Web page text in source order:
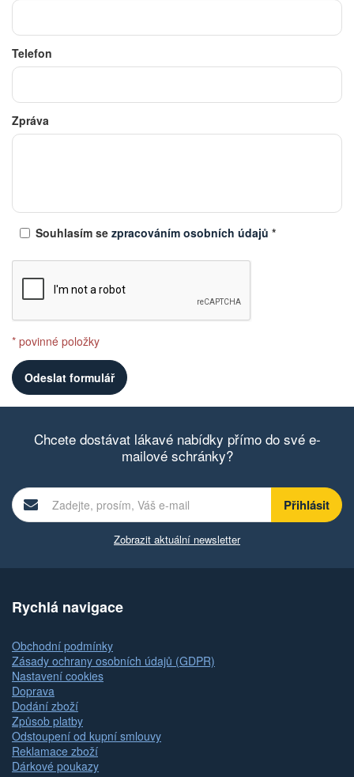
Telefon
Zpráva
Souhlasím se zpracováním osobních údajů *
* povinné položky
Chcete dostávat lákavé nabídky přímo do své e-
mailové schránky?
Zobrazit aktuální newsletter
Rychlá navigace
Obchodní podmínky
Zásady ochrany osobních údajů (GDPR)
Nastavení cookies
Doprava
Dodání zboží
Způsob platby
Odstoupení od kupní smlouvy
Reklamace zboží
Dárkové poukazy